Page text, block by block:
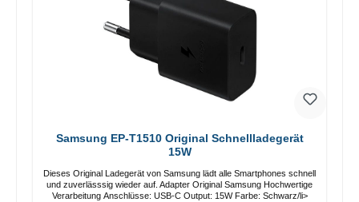
Samsung EP-T1510 Original Schnellladegerät
15W
Dieses Original Ladegerät von Samsung lädt alle Smartphones schnell
und zuverlässsig wieder auf. Adapter Original Samsung Hochwertige
Verarbeitung Anschlüsse: USB-C Output: 15W Farbe: Schwarz/li>